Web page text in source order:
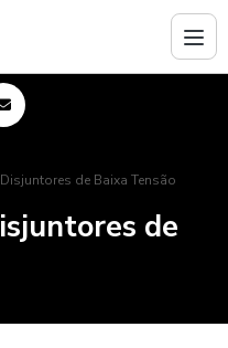
de Baixa Tensão
de